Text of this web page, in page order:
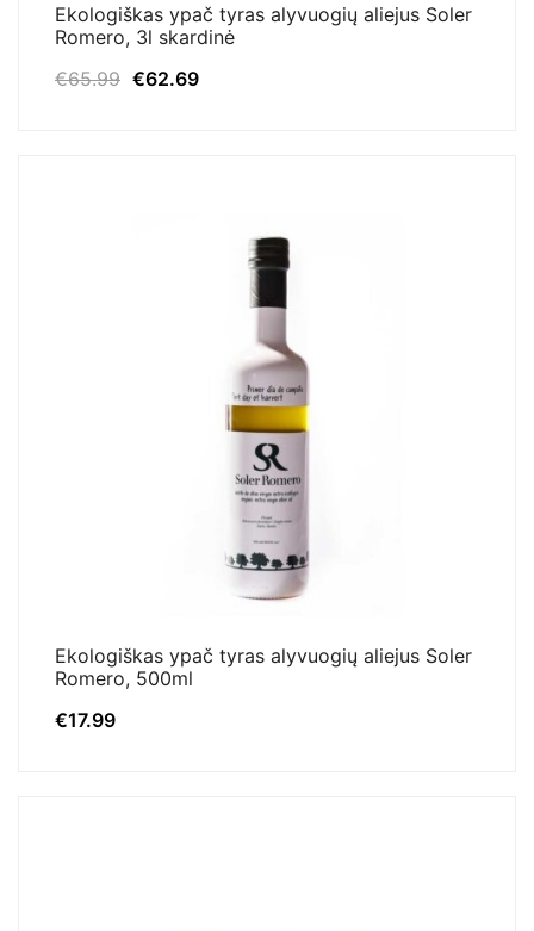
Ekologiškas ypač tyras alyvuogių aliejus Soler
Romero, 3l skardinė
€65.99 Original
€62.69Current
Ekologiškas ypač tyras alyvuogių aliejus Soler
Romero, 500ml
€17.99